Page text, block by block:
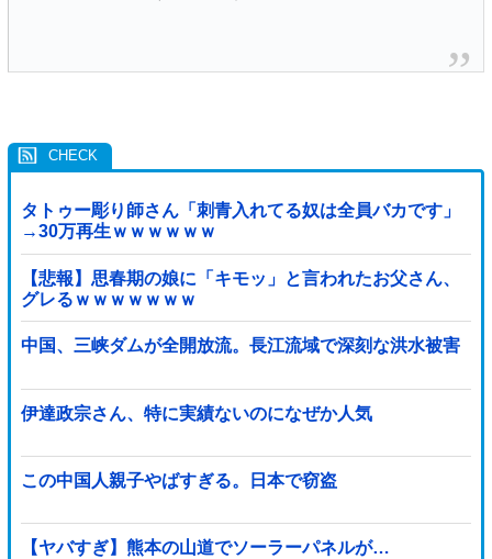
タトゥー彫り師さん「刺青入れてる奴は全員バカです」
→30万再生ｗｗｗｗｗｗ
【悲報】思春期の娘に「キモッ」と言われたお父さん、
グレるｗｗｗｗｗｗｗ
中国、三峡ダムが全開放流。長江流域で深刻な洪水被害
伊達政宗さん、特に実績ないのになぜか人気
この中国人親子やばすぎる。日本で窃盗
【ヤバすぎ】熊本の山道でソーラーパネルが…